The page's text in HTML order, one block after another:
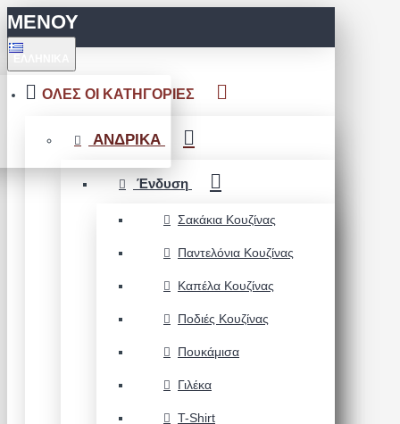
ΜΕΝΟΥ
ΟΛΕΣ ΟΙ ΚΑΤΗΓΟΡΙΕΣ
ΑΝΔΡΙΚΑ
Ένδυση
Σακάκια Κουζίνας
Παντελόνια Κουζίνας
Καπέλα Κουζίνας
Ποδιές Κουζίνας
Πουκάμισα
Γιλέκα
T-Shirt